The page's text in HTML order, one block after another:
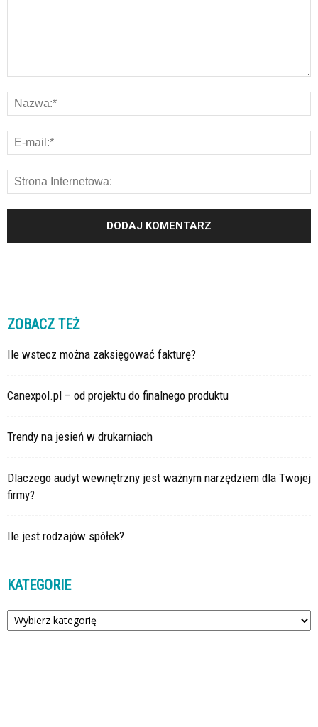
ZOBACZ TEŻ
Ile wstecz można zaksięgować fakturę?
Canexpol.pl – od projektu do finalnego produktu
Trendy na jesień w drukarniach
Dlaczego audyt wewnętrzny jest ważnym narzędziem dla Twojej
firmy?
Ile jest rodzajów spółek?
KATEGORIE
Kategorie